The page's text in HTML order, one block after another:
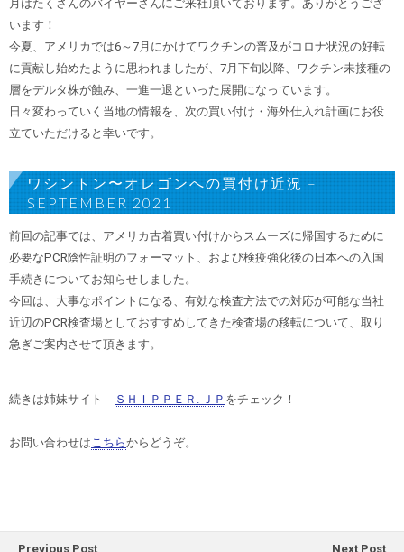
月はたくさんのバイヤーさんにご来社頂いております。ありがとうござ
います！
今夏、アメリカでは6～7月にかけてワクチンの普及がコロナ状況の好転
に貢献し始めたように思われましたが、7月下旬以降、ワクチン未接種の
層をデルタ株が蝕み、一進一退といった展開になっています。
日々変わっていく当地の情報を、 次の買い付け・海外仕入れ計画にお役
立ていただけると幸いです。
ワシントン〜オレゴンへの買付け近況 –
SEPTEMBER 2021
前回の記事では、アメリカ古着買い付けからスムーズに帰国するために
必要なPCR陰性証明のフォーマット、および検疫強化後の日本への入国
手続きについてお知らせしました。
今回は、大事なポイントになる、有効な検査方法での対応が可能な当社
近辺のPCR検査場としておすすめしてきた検査場の移転について、取り
急ぎご案内させて頂きます。
続きは姉妹サイト ＳＨＩＰＰＥＲ. ＪＰ をチェック！
お問い合わせはこちらからどうぞ。
Previous Post Next Post